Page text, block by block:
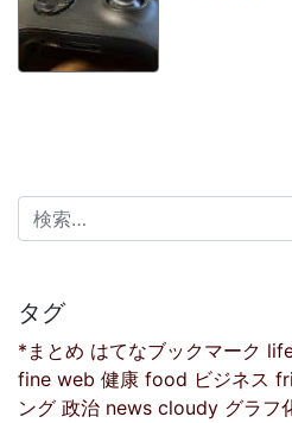
検索:
タグ
*まとめ はてなブックマーク
fine web 健康 food ビジネス
ング 政治 news cloudy グラフ